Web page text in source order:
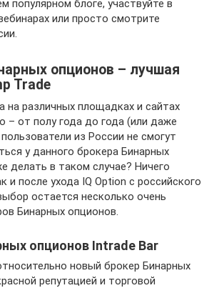
популярном блоге, участвуйте в
или просто смотрите
опционов – лучшая
Trade
на различных площадках и сайтах
– от полу года до года (или даже
из России не смогут
у данного брокера Бинарных
делать в таком случае? Ничего
и после ухода IQ Option с российского
остается несколько очень
Бинарных опционов.
опционов Intrade Bar
новый брокер Бинарных
репутацией и торговой